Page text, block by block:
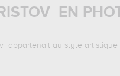
EN
appartenait au style